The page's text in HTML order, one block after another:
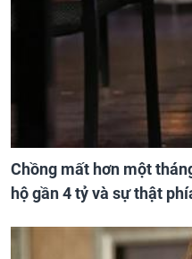
Chồng mất hơn một
hộ gần 4 tỷ và sự thật